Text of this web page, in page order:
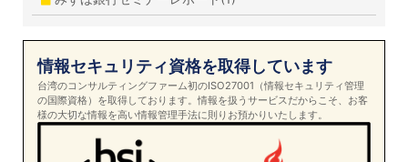
情報セキュリティ資格を取得しています
台湾のコンサルティングファーム初のISO27001（情報セキュリティ管理
の国際資格）を取得しております。情報を扱うサービスだからこそ、お客
様の大切な情報を高い情報管理手法に則りお預かりいたします。